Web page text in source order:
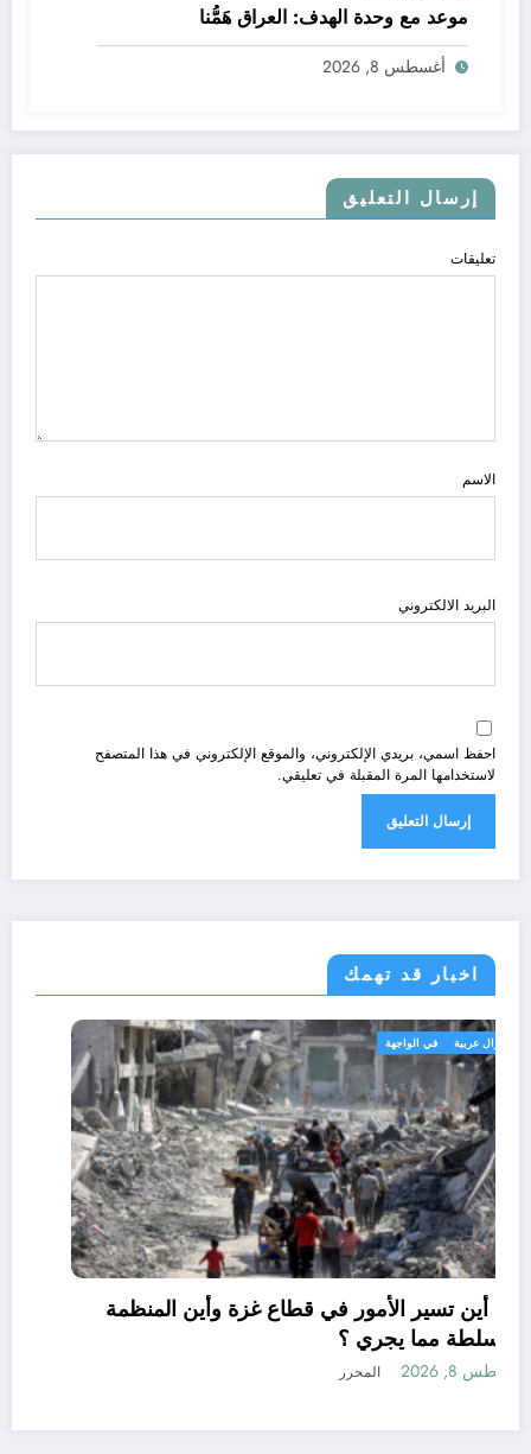
موعد مع وحدة الهدف: العراق هَمُّنا
أغسطس 8, 2026
إرسال التعليق
تعليقات
الاسم
البريد الالكتروني
احفظ اسمي، بريدي الإلكتروني، والموقع الإلكتروني في هذا المتصفح
لاستخدامها المرة المقبلة في تعليقي.
اخبار قد تهمك
أحوال عربية في الواجهة
إلى أين تسير الأمور في قطاع غزة وأين المنظمة
والسلطة مما يجري ؟
أغسطس 8, 2026 المحرر